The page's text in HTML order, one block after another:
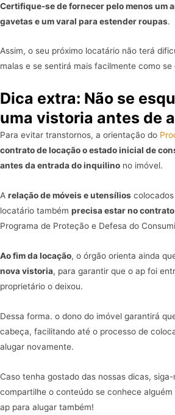
Certifique-se de fornecer pelo menos um
gavetas e um varal para estender roupas.
Assim, o seu próximo locatário não terá
malas e se sentirá mais facilmente como se
Dica extra: Não se
uma vistoria antes de
Para evitar transtornos, a orientação do
contrato de locação o estado inicial de
antes da entrada do inquilino no imóvel.
A relação de móveis e utensílios
locatário também precisa estar no contrato
Programa de Proteção e Defesa do
Ao fim da locação, o órgão orienta ainda
nova vistoria, para garantir que o ap foi
proprietário o deixou.
Dessa forma. o dono do imóvel garantirá
cabeça, facilitando até o processo de
alugar novamente.
Caso tenha gostado das nossas dicas,
compartilhe o conteúdo se conhece
ap para alugar também!